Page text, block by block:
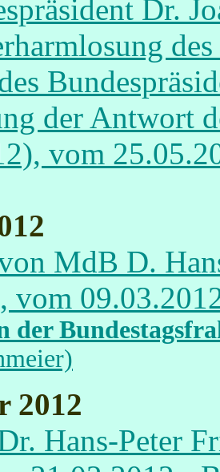
Dr.
der Antwort
vom
MdB D.
vom
der
2012
Hans-Peter